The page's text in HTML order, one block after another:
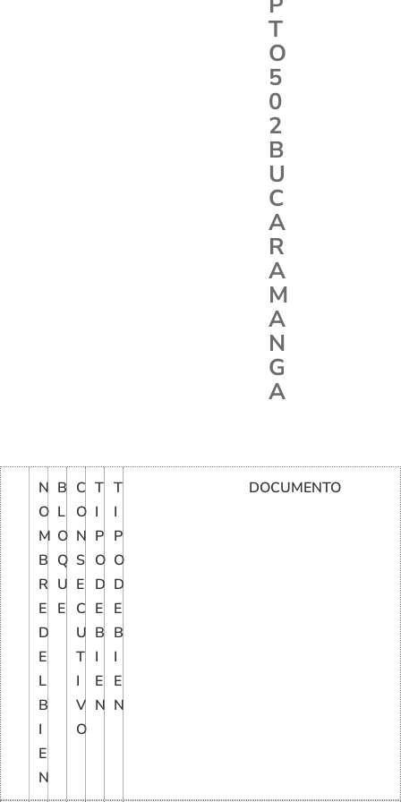
T
O
5
0
2
B
U
C
A
R
A
M
A
N
G
A
N
O
M
B
R
E
D
E
L
B
I
E
N
B
L
O
Q
U
E
C
O
N
S
E
C
U
T
I
V
O
T
I
P
O
D
E
B
I
E
N
T
I
P
O
D
E
B
I
E
N
DOCUMENTO